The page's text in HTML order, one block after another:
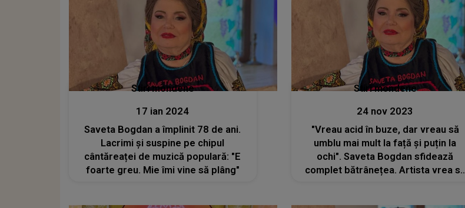
Stiri mondene
17 ian 2024
Saveta Bogdan a împlinit 78 de ani.
Lacrimi și suspine pe chipul
cântăreaței de muzică populară: "E
foarte greu. Mie îmi vine să plâng"
Stiri mondene
24 nov 2023
"Vreau acid în buze, dar vreau să
umblu mai mult la față și puțin la
ochi". Saveta Bogdan sfidează
complet bătrânețea. Artista vrea să